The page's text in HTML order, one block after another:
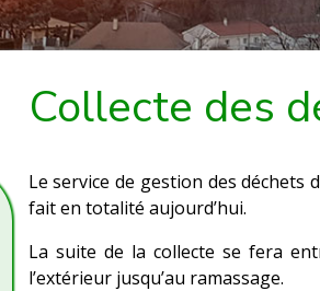
Collecte des
Le service de gestion des déchets
fait en totalité aujourd’hui.
La suite de la collecte se fera
l’extérieur jusqu’au ramassage.